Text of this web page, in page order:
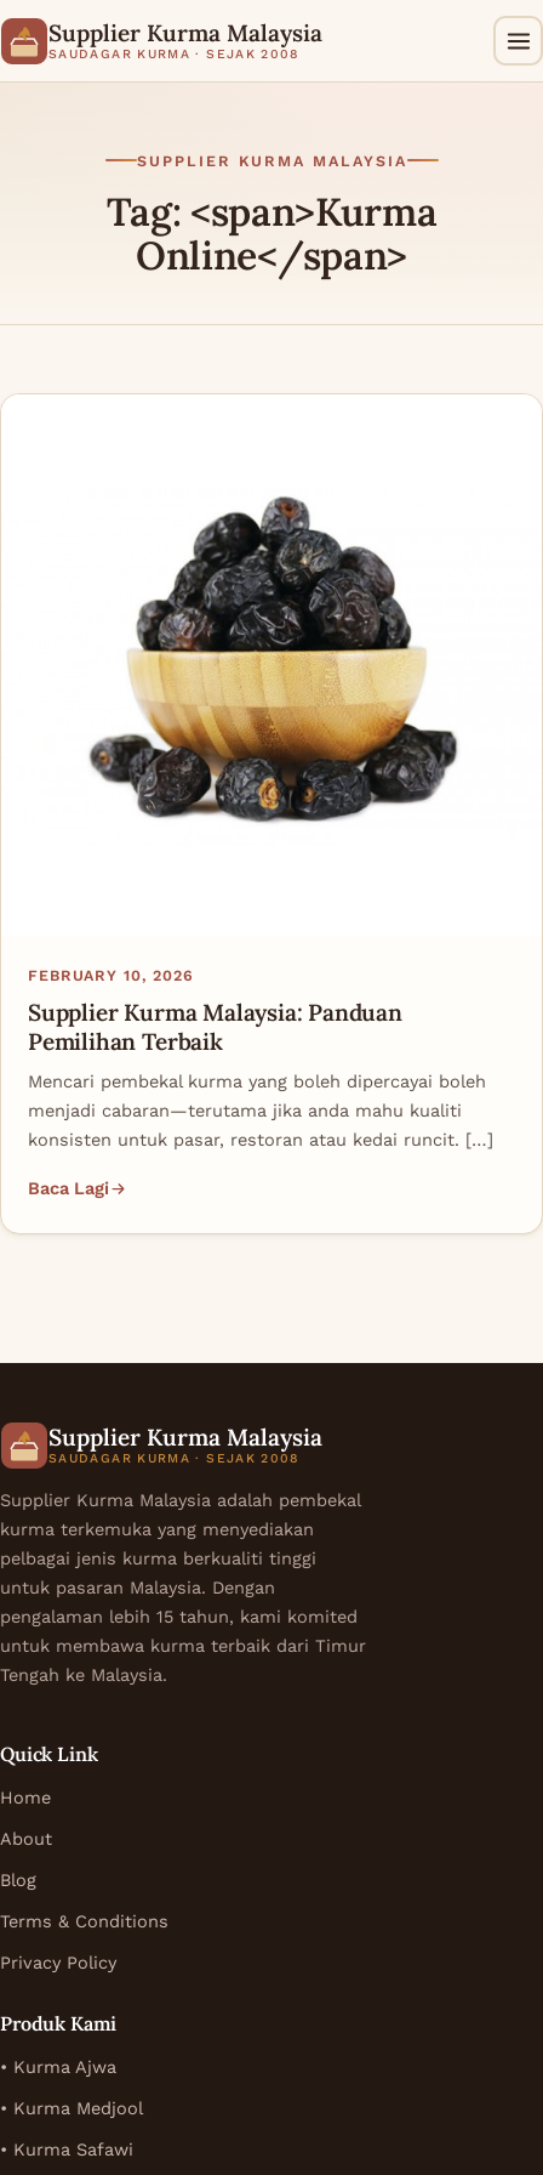
Supplier Kurma Malaysia
SAUDAGAR KURMA · SEJAK 2008
SUPPLIER KURMA MALAYSIA
Tag: <span>Kurma
Online</span>
FEBRUARY 10, 2026
Supplier Kurma Malaysia: Panduan
Pemilihan Terbaik
Mencari pembekal kurma yang boleh dipercayai boleh
menjadi cabaran—terutama jika anda mahu kualiti
konsisten untuk pasar, restoran atau kedai runcit. […]
Baca Lagi
Supplier Kurma Malaysia
SAUDAGAR KURMA · SEJAK 2008
Supplier Kurma Malaysia adalah pembekal
kurma terkemuka yang menyediakan
pelbagai jenis kurma berkualiti tinggi
untuk pasaran Malaysia. Dengan
pengalaman lebih 15 tahun, kami komited
untuk membawa kurma terbaik dari Timur
Tengah ke Malaysia.
Quick Link
Home
About
Blog
Terms & Conditions
Privacy Policy
Produk Kami
• Kurma Ajwa
• Kurma Medjool
• Kurma Safawi